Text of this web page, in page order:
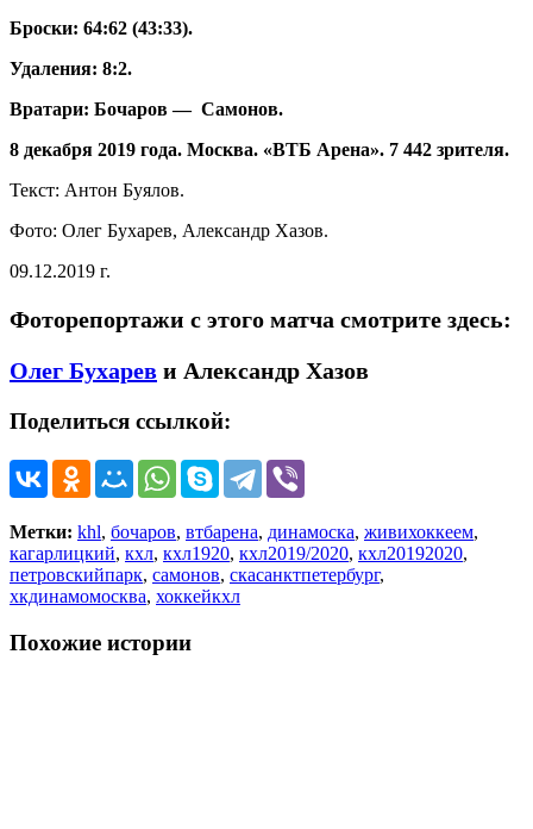
Броски: 64:62 (43:33).
Удаления: 8:2.
Вратари: Бочаров — Самонов.
8 декабря 2019 года. Москва. «ВТБ Арена». 7 442 зрителя.
Текст: Антон Буялов.
Фото: Олег Бухарев, Александр Хазов.
09.12.2019 г.
Фоторепортажи с этого матча смотрите здесь:
Олег Бухарев и Александр Хазов
Поделиться ссылкой:
Метки: khl, бочаров, втбарена, динамоска, живихоккеем,
кагарлицкий, кхл, кхл1920, кхл2019/2020, кхл20192020,
петровскийпарк, самонов, скасанктпетербург,
хкдинамомосква, хоккейкхл
Похожие истории